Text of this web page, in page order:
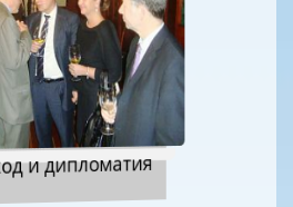
и дипломатия